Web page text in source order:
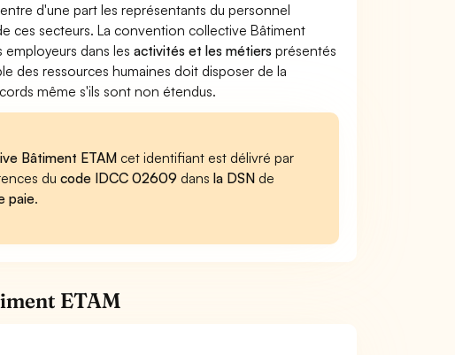
d'une part les représentants du personnel
ces secteurs. La convention collective Bâtiment
employeurs dans lesactivités et les métiers présentés
des ressources humaines doit disposer de la
même s'ils sont non étendus.
Bâtiment ETAM cet identifiant est délivré par
ducode IDCC 02609 dansla DSN de
paie.
ETAM